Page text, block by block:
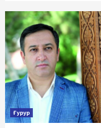
Ғурур